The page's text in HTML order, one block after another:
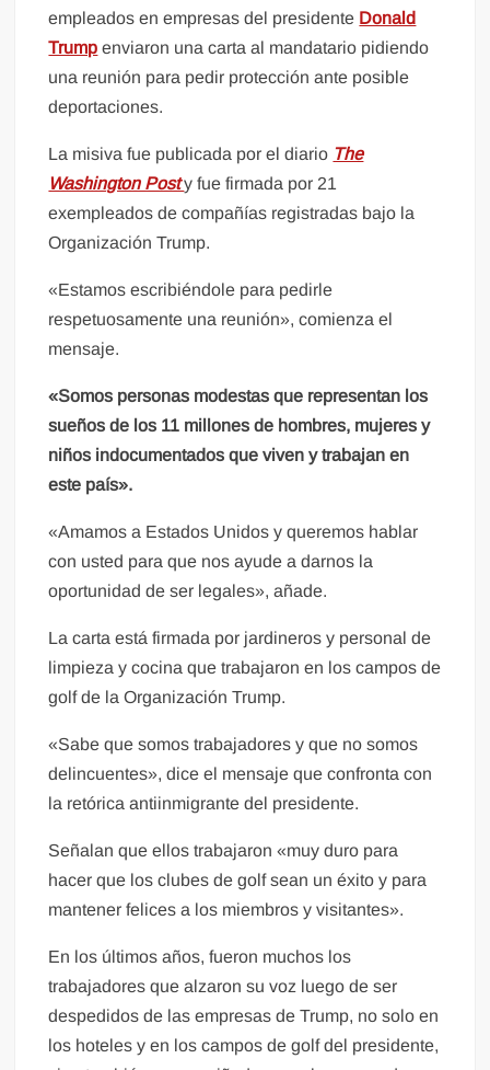
empleados en empresas del presidente Donald
Trump enviaron una carta al mandatario pidiendo
una reunión para pedir protección ante posible
deportaciones.
La misiva fue publicada por el diario The
Washington Posty fue firmada por 21
exempleados de compañías registradas bajo la
Organización Trump.
«Estamos escribiéndole para pedirle
respetuosamente una reunión», comienza el
mensaje.
«Somos personas modestas que representan los
sueños de los 11 millones de hombres, mujeres y
niños indocumentados que viven y trabajan en
este país».
«Amamos a Estados Unidos y queremos hablar
con usted para que nos ayude a darnos la
oportunidad de ser legales», añade.
La carta está firmada por jardineros y personal de
limpieza y cocina que trabajaron en los campos de
golf de la Organización Trump.
«Sabe que somos trabajadores y que no somos
delincuentes», dice el mensaje que confronta con
la retórica antiinmigrante del presidente.
Señalan que ellos trabajaron «muy duro para
hacer que los clubes de golf sean un éxito y para
mantener felices a los miembros y visitantes».
En los últimos años, fueron muchos los
trabajadores que alzaron su voz luego de ser
despedidos de las empresas de Trump, no solo en
los hoteles y en los campos de golf del presidente,